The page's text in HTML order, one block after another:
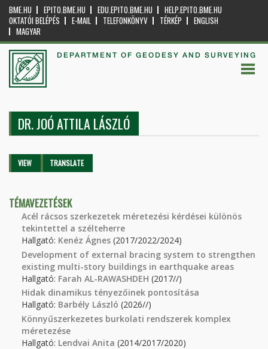
BME.HU EPITO.BME.HU EDU.EPITO.BME.HU
HELP.EPITO.BME.HU
OKTATÓI BELÉPÉS
E-MAIL TELEFONKÖNYV TÉRKÉP
ENGLISH
MAGYAR
DEPARTMENT OF GEODESY AND SURVEYING
DR. JOÓ ATTILA LÁSZLÓ
Primary tabs
VIEW (ACTIVETRANSLATE
TÉMAVEZETÉSEK
Acél rácsos szerkezetek méretezési kérdései különös
tekintettel a szélteherre
Hallgató: Kenéz Ágnes (2017/2022/2024)
Development of external bracing system to strengthen
existing multi-story buildings in earthquake areas
Hallgató: Farah AL-RAWASHDEH (2017//)
Hidak dinamikus tényezőinek pontosítása
Hallgató: Barbély László (2026//)
Könnyűszerkezetes burkolati rendszerek komplex
méretezése
Hallgató: Lendvai Anita (2014/2017/2020)